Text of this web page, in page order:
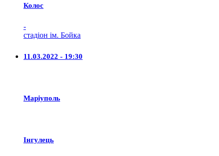
Колос
-
стадіон ім. Бойка
11.03.2022 - 19:30
Маріуполь
Iнгулець